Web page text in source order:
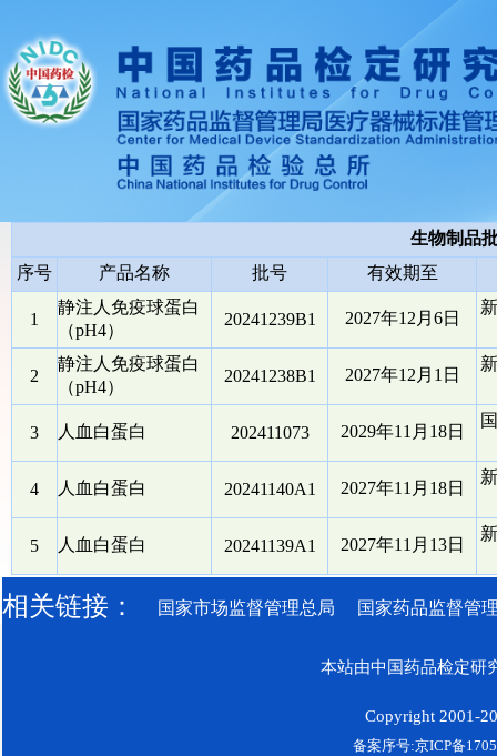
生物制品
序号
产品名称 批号 有效期至
1
静注人免疫球蛋白
（pH4）
20241239B1 2027年12月6日
2
静注人免疫球蛋白
（pH4）
20241238B1 2027年12月1日
3 人血白蛋白 202411073 2029年11月18日
4 人血白蛋白 20241140A1 2027年11月18日
5 人血白蛋白 20241139A1 2027年11月13日
相关链接： 国家市场监督管理总局 国家药品监督管
本站由中国药品检定研
Copyright 2001-
备案序号:京ICP备